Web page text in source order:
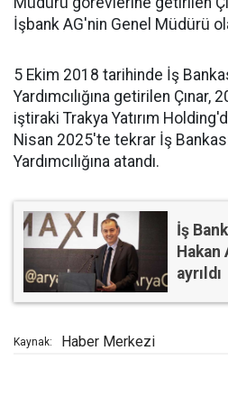
İşbank AG'nin Genel Müdürü
5 Ekim 2018 tarihinde İş
Yardımcılığına getirilen Çınar,
iştiraki Trakya Yatırım
Nisan 2025'te tekrar İş
Yardımcılığına atandı.
İş
ayrıldı
Kaynak: Haber Merkezi